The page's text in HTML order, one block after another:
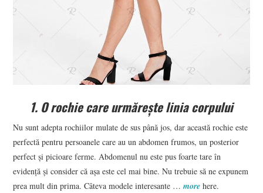
1. O rochie care urmărește linia corpului
Nu sunt adepta rochiilor mulate de sus până jos, dar această rochie este
perfectă pentru persoanele care au un abdomen frumos, un posterior
perfect și picioare ferme. Abdomenul nu este pus foarte tare în
evidență și consider că așa este cel mai bine. Nu trebuie să ne expunem
prea mult din prima. Câteva modele interesante …more here.